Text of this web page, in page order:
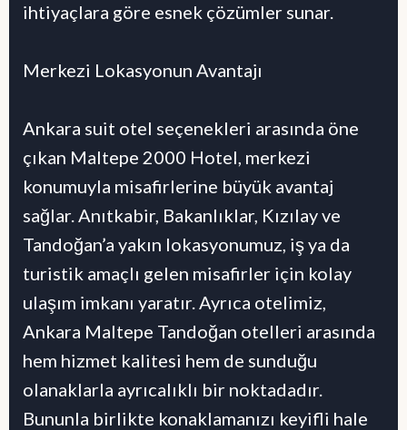
ihtiyaçlara göre esnek çözümler sunar.
Merkezi Lokasyonun Avantajı
Ankara suit otel seçenekleri arasında öne
çıkan Maltepe 2000 Hotel, merkezi
konumuyla misafirlerine büyük avantaj
sağlar. Anıtkabir, Bakanlıklar, Kızılay ve
Tandoğan’a yakın lokasyonumuz, iş ya da
turistik amaçlı gelen misafirler için kolay
ulaşım imkanı yaratır. Ayrıca otelimiz,
Ankara Maltepe Tandoğan otelleri arasında
hem hizmet kalitesi hem de sunduğu
olanaklarla ayrıcalıklı bir noktadadır.
Bununla birlikte konaklamanızı keyifli hale